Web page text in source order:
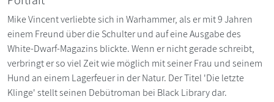
Mike Vincent verliebte sich in Warhammer, als er mit 9 Jahren
einem Freund über die Schulter und auf eine Ausgabe des
White-Dwarf-Magazins blickte. Wenn er nicht gerade schreibt,
verbringt er so viel Zeit wie möglich mit seiner Frau und seinem
Hund an einem Lagerfeuer in der Natur. Der Titel 'Die letzte
Klinge' stellt seinen Debütroman bei Black Library dar.